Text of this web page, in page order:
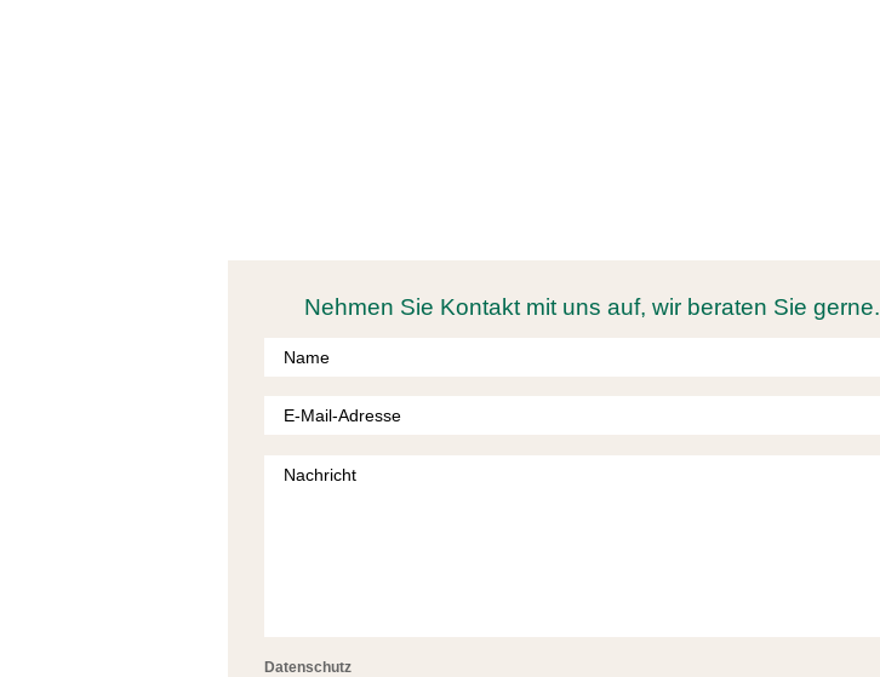
Nehmen Sie Kontakt mit uns auf, wir beraten Sie gerne.
Datenschutz